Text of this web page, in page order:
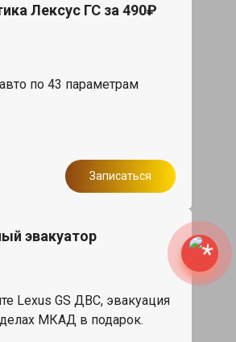
Лексус ГС за 490₽
по 43 параметрам
Записаться
эвакуатор
Lexus GS ДВС, эвакуация
МКАД в подарок.